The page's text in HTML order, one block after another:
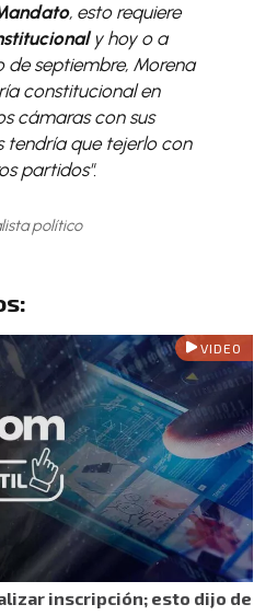
, esto requiere
y hoy o a
de septiembre, Morena
constitucional en
cámaras con sus
tendría que tejerlo con
partidos".
político
VIDEO
inscripción; esto dijo de